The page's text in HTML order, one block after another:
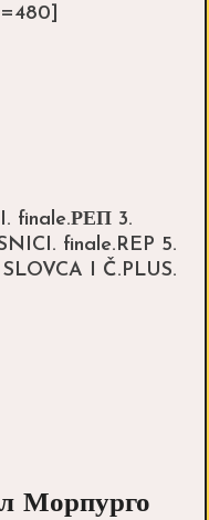
finale.РЕП 3.
finale.REP 5.
I Č.PLUS.
Морпурго